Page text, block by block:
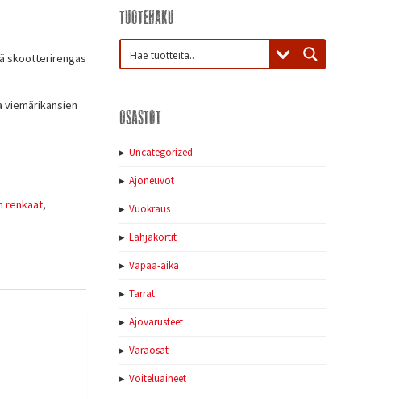
skootterirengas
viemärikansien
renkaat,
Tuotehaku
Osastot
Uncategorized
Ajoneuvot
Vuokraus
Lahjakortit
Vapaa-aika
Tarrat
Ajovarusteet
Varaosat
Voiteluaineet